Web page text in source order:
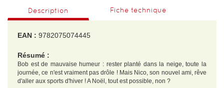
Description Fiche technique
EAN : 9782075074445
Résumé :
Bob est de mauvaise humeur : rester planté dans la neige, toute la
journée, ce n'est vraiment pas drôle ! Mais Nico, son nouvel ami, rêve
d'aller aux sports d'hiver ! A Noël, tout est possible, non ?